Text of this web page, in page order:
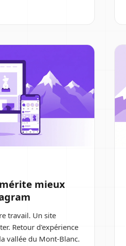
mieux
travail. Un site
Retour d'expérience
vallée du Mont-Blanc.